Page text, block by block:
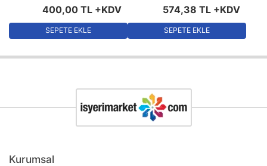
400,00 TL +KDV
SEPETE EKLE
574,38 TL +KDV
SEPETE EKLE
Kurumsal